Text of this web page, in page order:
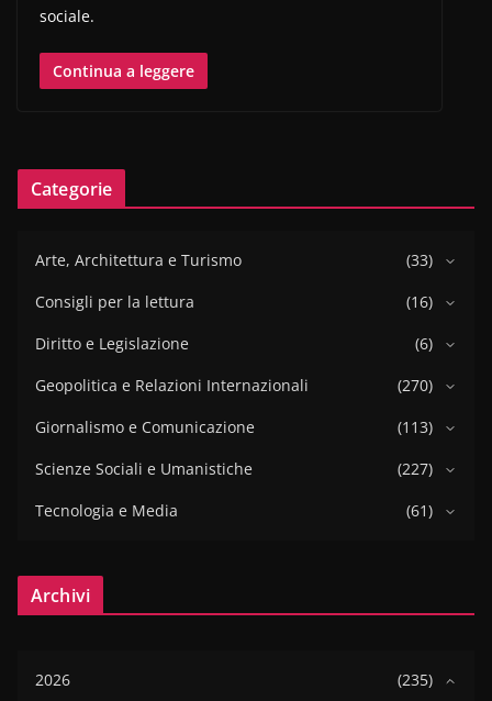
sociale.
Continua a leggere
Categorie
Arte, Architettura e Turismo
(33)
Consigli per la lettura
(16)
Diritto e Legislazione
(6)
Geopolitica e Relazioni Internazionali
(270)
Giornalismo e Comunicazione
(113)
Scienze Sociali e Umanistiche
(227)
Tecnologia e Media
(61)
Archivi
2026
(235)